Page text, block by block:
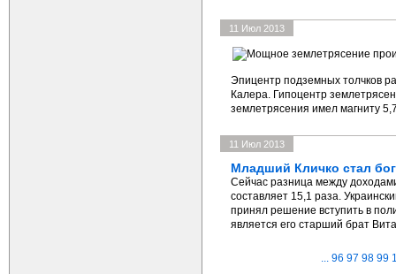
11 Июл 2013
Эпицентр подземных толчков
Калера. Гипоцентр
землетрясения имел магниту
11 Июл 2013
Младший Кличко стал
Сейчас разница между
составляет 15,1 раза.
принял решение вступить в
является его старший брат
... 96 97 98 99